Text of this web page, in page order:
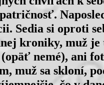
Sedia si oproti
kroniky, muž je
(opäť nemé), ani
muž sa skloní,